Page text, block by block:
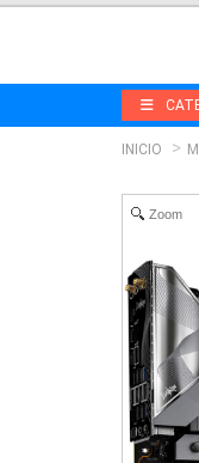
INICIO
Zoom